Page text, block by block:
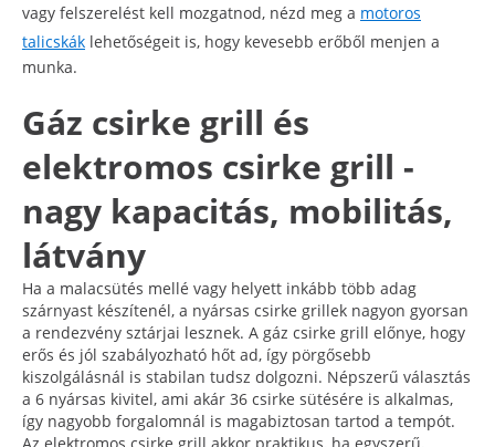
vagy felszerelést kell mozgatnod, nézd meg a motoros
talicskák lehetőségeit is, hogy kevesebb erőből menjen a
munka.
Gáz csirke grill és
elektromos csirke grill -
nagy kapacitás, mobilitás,
látvány
Ha a malacsütés mellé vagy helyett inkább több adag
szárnyast készítenél, a nyársas csirke grillek nagyon gyorsan
a rendezvény sztárjai lesznek. A gáz csirke grill előnye, hogy
erős és jól szabályozható hőt ad, így pörgősebb
kiszolgálásnál is stabilan tudsz dolgozni. Népszerű választás
a 6 nyársas kivitel, ami akár 36 csirke sütésére is alkalmas,
így nagyobb forgalomnál is magabiztosan tartod a tempót.